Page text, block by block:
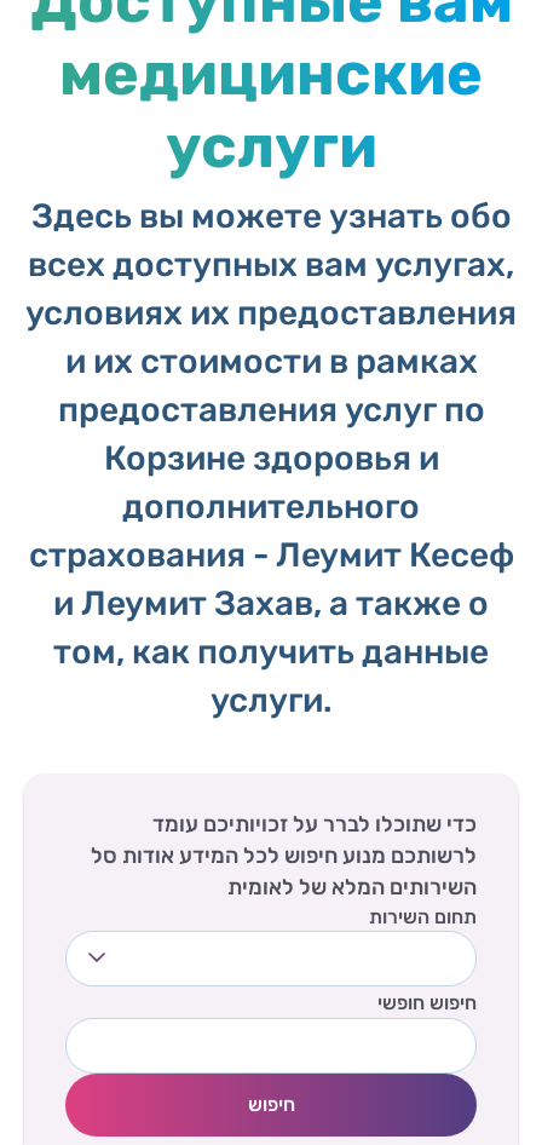
медицинские
услуги
Здесь вы можете узнать обо
всех доступных вам услугах,
условиях их предоставления
и их стоимости в рамках
предоставления услуг по
Корзине здоровья и
дополнительного
страхования - Леумит Кесеф
и Леумит Захав, а также о
том, как получить данные
услуги.
כדי שתוכלו לברר על זכויותיכם עומד
לרשותכם מנוע חיפוש לכל המידע אודות סל
השירותים המלא של לאומית
תחום השירות
חיפוש חופשי
חיפוש